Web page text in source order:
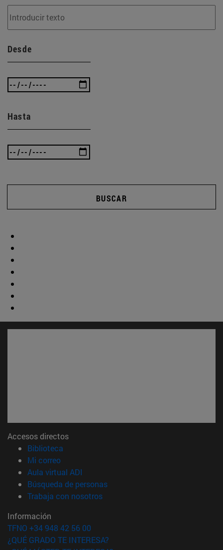
Desde
Hasta
BUSCAR
Accesos directos
Biblioteca
Mi correo(abre en nueva ventana)
Aula virtual ADI
Búsqueda de personas(abre en nueva ventana)
Trabaja con nosotros(abre en nueva ventana)
Información
TFNO +34 948 42 56 00
¿QUÉ GRADO TE INTERESA?